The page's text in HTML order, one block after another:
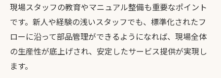
現場スタッフの教育やマニュアル整備も重要なポイント
です。新人や経験の浅いスタッフでも、標準化されたフ
ローに沿って部品管理ができるようになれば、現場全体
の生産性が底上げされ、安定したサービス提供が実現し
ます。